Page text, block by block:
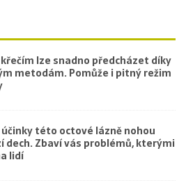
lze snadno předcházet díky
metodám. Pomůže i pitný režim
této octové lázně nohou
dech. Zbaví vás problémů, kterými
lidí